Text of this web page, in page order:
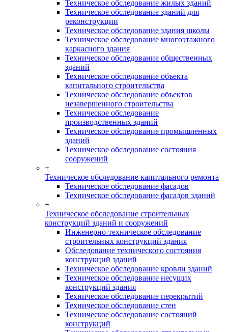
Техническое обследование жилых зданий
Техническое обследование зданий для
реконструкции
Техническое обследование здания школы
Техническое обследование многоэтажного
каркасного здания
Техническое обследование общественных
зданий
Техническое обследование объекта
капитального строительства
Техническое обследование объектов
незавершенного строительства
Техническое обследование
производственных зданий
Техническое обследование промышленных
зданий
Техническое обследование состояния
сооружений
+
Техническое обследование капитального ремонта
Техническое обследование фасадов
Техническое обследование фасадов зданий
+
Техническое обследование строительных
конструкций зданий и сооружений
Инженерно-техническое обследование
строительных конструкций здания
Обследование технического состояния
конструкций зданий
Техническое обследование кровли зданий
Техническое обследование несущих
конструкций здания
Техническое обследование перекрытий
Техническое обследование стен
Техническое обследование состояний
конструкций